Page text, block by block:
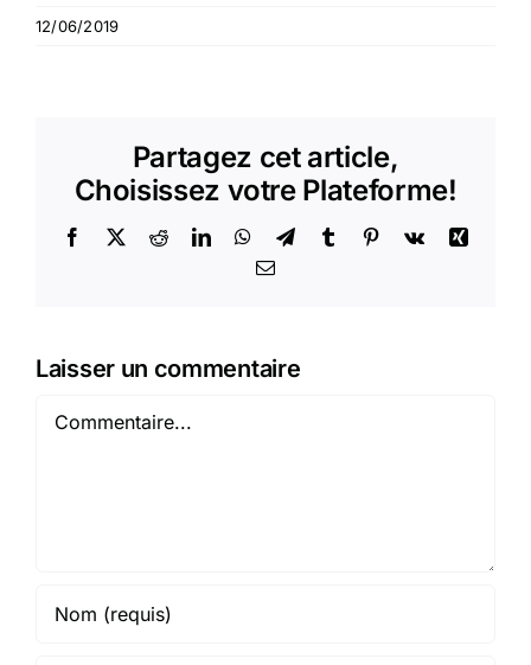
12/06/2019
Partagez cet article,
Choisissez votre Plateforme!
Facebook
X RedditLinkedInWhatsApp
TelegramTumblr Pinterest
Vk
Xing
Email
Laisser un commentaire
Commentaire